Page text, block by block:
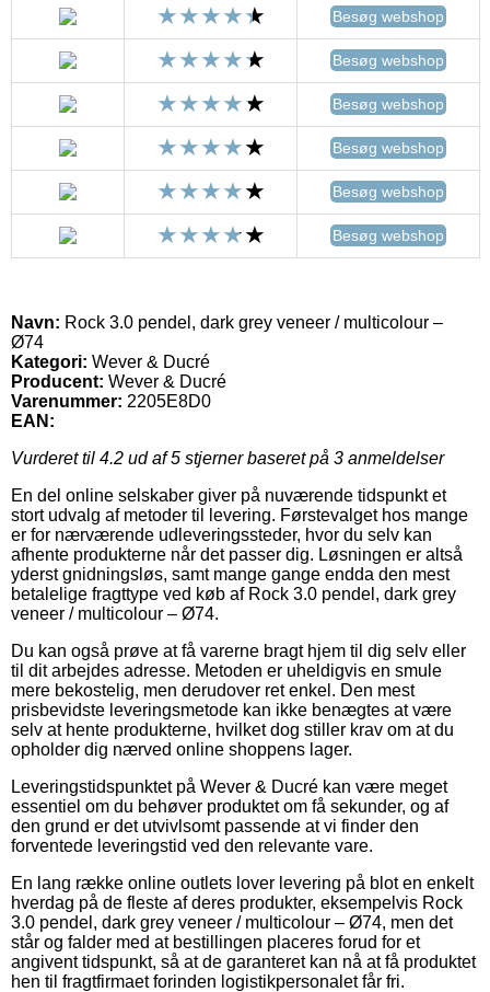
Besøg webshop
Besøg webshop
Besøg webshop
Besøg webshop
Besøg webshop
Besøg webshop
Navn: Rock 3.0 pendel, dark grey veneer / multicolour –
Ø74
Kategori: Wever & Ducré
Producent: Wever & Ducré
Varenummer: 2205E8D0
EAN:
Vurderet til 4.2 ud af 5 stjerner baseret på 3 anmeldelser
En del online selskaber giver på nuværende tidspunkt et
stort udvalg af metoder til levering. Førstevalget hos mange
er for nærværende udleveringssteder, hvor du selv kan
afhente produkterne når det passer dig. Løsningen er altså
yderst gnidningsløs, samt mange gange endda den mest
betalelige fragttype ved køb af Rock 3.0 pendel, dark grey
veneer / multicolour – Ø74.
Du kan også prøve at få varerne bragt hjem til dig selv eller
til dit arbejdes adresse. Metoden er uheldigvis en smule
mere bekostelig, men derudover ret enkel. Den mest
prisbevidste leveringsmetode kan ikke benægtes at være
selv at hente produkterne, hvilket dog stiller krav om at du
opholder dig nærved online shoppens lager.
Leveringstidspunktet på Wever & Ducré kan være meget
essentiel om du behøver produktet om få sekunder, og af
den grund er det utvivlsomt passende at vi finder den
forventede leveringstid ved den relevante vare.
En lang række online outlets lover levering på blot en enkelt
hverdag på de fleste af deres produkter, eksempelvis Rock
3.0 pendel, dark grey veneer / multicolour – Ø74, men det
står og falder med at bestillingen placeres forud for et
angivent tidspunkt, så at de garanteret kan nå at få produktet
hen til fragtfirmaet forinden logistikpersonalet får fri.